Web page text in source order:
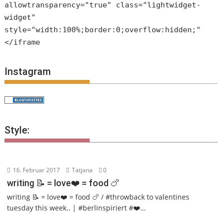
allowtransparency="true" class="lightwidget-
widget"
style="width:100%;border:0;overflow:hidden;"
</iframe
Instagram
Style:
16. Februar 2017 Tatjana 0
writing 📝 = love❤️ = food 🍗
writing 📝 = love❤️ = food 🍗 / #throwback to valentines
tuesday this week.. | #berlinspiriert #❤️…